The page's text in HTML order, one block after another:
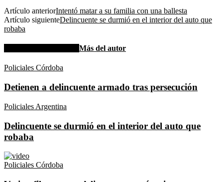
Artículo anteriorIntentó matar a su familia con una ballesta
Artículo siguienteDelincuente se durmió en el interior del auto que
robaba
Más del autor
Policiales Córdoba
Detienen a delincuente armado tras persecución
Policiales Argentina
Delincuente se durmió en el interior del auto que
robaba
Policiales Córdoba